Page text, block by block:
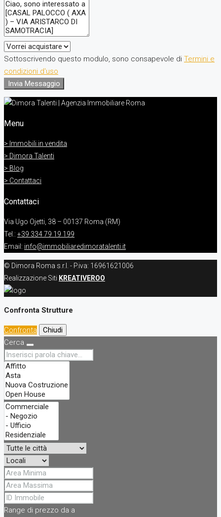
Sottoscrivendo questo modulo, sono consapevole di Termini e
condizioni d'uso
Invia Messaggio
Menu
> Immobili in vendita
> Dimora Talenti
> Blog
> Contattaci
Contattaci
Via Ugo Ojetti, 38 – 00137 Roma (RM)
Tel.: +39 334 79 19 199
Email: info@immobiliaredimoratalenti.it
© Dimora Roma s.r.l. - P.iva: 16961621006
Realizzazione Siti KREATIVEROO
Confronta Strutture
Confronta
Chiudi
Cerca
Range di prezzo da a